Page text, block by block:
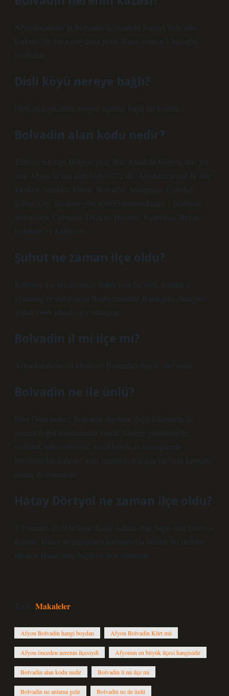
Afyonkarahisar’ın Bolvadin ilçesindeki Sanayi Yolu’nda
korkunç bir kaza meydana geldi. Kaza sonucu 1 kişi ağır
yaralandı.
Disli köyü nereye bağlı?
Dışlı, Yozgat ilinin Sorgun ilçesine bağlı bir köydür.
Bolvadin alan kodu nedir?
Türkiye’nin Ege Bölgesi ve İç Batı Anadolu Bölgesi’nde yer
alan Afyon İli’nin alan kodu 0272’dir. Afyonkarahisar İli’nde
Merkez, Sandıklı, Dinar, Bolvadin, Sinanpaşa, Emirdağ,
Şuhut, Çay, İhsaniye gibi ilçeler bulunmaktadır. , İscehisar,
Sultandağı, Çobanlar, Dazkırı, Hocalar, Başmakçı, Bayat,
Eylemler ve Kızılören.
Şuhut ne zaman ilçe oldu?
Kurtuluş Savaşı sırasında Şuhut kısa bir süre Atatürk’ü
ağırlamış ve dolayısıyla Başkomutanlık Karargâhı olmuştur.
Şuhut 1946 yılında ilçe olmuştur.
Bolvadin il mi ilçe mi?
Afyonkarahisar (İl Merkezi) Başmakçı Bayat. Bolvadin.
Bolvadin ne ile ünlü?
Eber Gölü sadece Bolvadin ilçesinin değil ülkemizin de
önemli doğal alanlarından biridir. Sadece gürültüsüyle,
endemik bitki türleriyle, sazlıklarıyla ve kamışlarıyla
büyülemekle kalmaz, aynı zamanda ilçe için bir gelir kaynağı
olarak da önemlidir.
Hatay Dörtyol ne zaman ilçe oldu?
7 Temmuz 1939 tarihine kadar Adana iline bağlı olan Dörtyol
ilçemiz, Hatay’ın anavatana katılmasıyla birlikte bu tarihten
itibaren Hatay iline bağlı bir ilçe olmuştur.
Tarih: Makaleler
Afyon Bolvadin hangi boydan Afyon Bolvadin Kürt mü
Afyon önceden nerenin ilçesiydi Afyonun en büyük ilçesi hangisidir
Bolvadin alan kodu nedir Bolvadin il mi ilçe mi
Bolvadin ne anlama gelir Bolvadin ne ile ünlü